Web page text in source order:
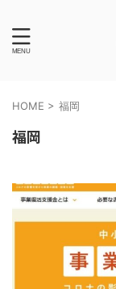
HOME > 福岡
福岡